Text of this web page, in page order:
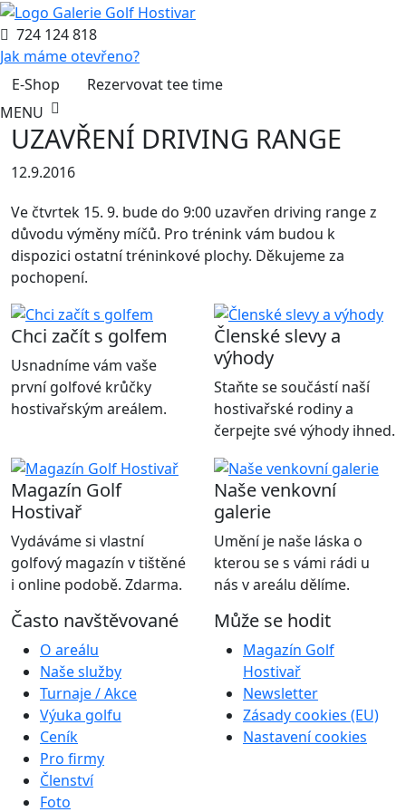
724 124 818
Jak máme otevřeno?
E-Shop
Rezervovat tee time
MENU
UZAVŘENÍ DRIVING RANGE
12.9.2016
Ve čtvrtek 15. 9. bude do 9:00 uzavřen driving range z
důvodu výměny míčů. Pro trénink vám budou k
dispozici ostatní tréninkové plochy. Děkujeme za
pochopení.
Chci začít s golfem
Usnadníme vám vaše
první golfové krůčky
hostivařským areálem.
Členské slevy a
výhody
Staňte se součástí naší
hostivařské rodiny a
čerpejte své výhody ihned.
Magazín Golf
Hostivař
Vydáváme si vlastní
golfový magazín v tištěné
i online podobě. Zdarma.
Naše venkovní
galerie
Umění je naše láska o
kterou se s vámi rádi u
nás v areálu dělíme.
Často navštěvované
O areálu
Naše služby
Turnaje / Akce
Výuka golfu
Ceník
Pro firmy
Členství
Foto
Může se hodit
Magazín Golf
Hostivař
Newsletter
Zásady cookies (EU)
Nastavení cookies